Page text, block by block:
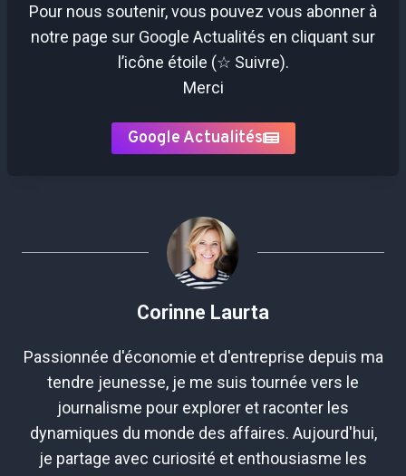
Pour nous soutenir, vous pouvez vous abonner à
notre page sur Google Actualités en cliquant sur
l’icône étoile (☆ Suivre).
Merci
Google Actualités
Corinne Laurta
Passionnée d'économie et d'entreprise depuis ma
tendre jeunesse, je me suis tournée vers le
journalisme pour explorer et raconter les
dynamiques du monde des affaires. Aujourd'hui,
je partage avec curiosité et enthousiasme les